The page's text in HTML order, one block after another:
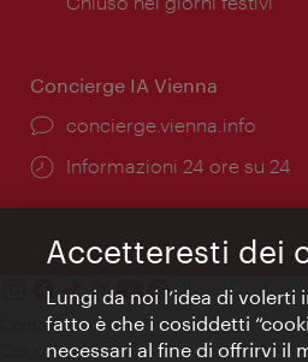
Concierge IA Vienna
Ort:
concierge.vienna.info
Öffnungszeiten:
Informazioni 24 ore su 24
Contatti
Colophon
Accetteresti dei
Lungi da noi l’idea di volerti
fatto è che i cosiddetti
necessari al fine di offrirvi il